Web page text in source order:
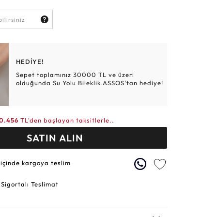
Elmas Bilezikler
Altın Tesbihler
Altın Hasır Setler
Violet
HEDİYE!
Sepet toplamınız 30000 TL ve üzeri
olduğunda Su Yolu Bileklik ASSOS'tan hediye!
TL'den başlayan taksitlerle..
SATIN ALIN
kargoya teslim
Teslimat